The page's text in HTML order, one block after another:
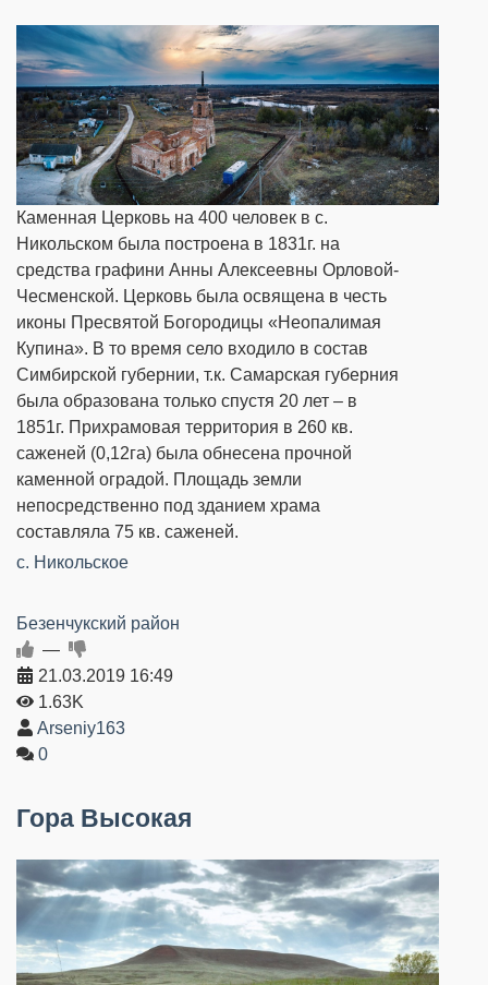
Каменная Церковь на 400 человек в с.
Никольском была построена в 1831г. на
средства графини Анны Алексеевны Орловой-
Чесменской. Церковь была освящена в честь
иконы Пресвятой Богородицы «Неопалимая
Купина». В то время село входило в состав
Симбирской губернии, т.к. Самарская губерния
была образована только спустя 20 лет – в
1851г. Прихрамовая территория в 260 кв.
саженей (0,12га) была обнесена прочной
каменной оградой. Площадь земли
непосредственно под зданием храма
составляла 75 кв. саженей.
с. Никольское
Безенчукский район
—
21.03.2019 16:49
1.63K
Arseniy163
0
Гора Высокая